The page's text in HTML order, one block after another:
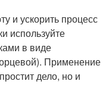
и ускорить процесс
используйте
в виде
Применение
дело, но и